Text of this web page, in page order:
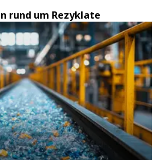
rund um Rezyklate